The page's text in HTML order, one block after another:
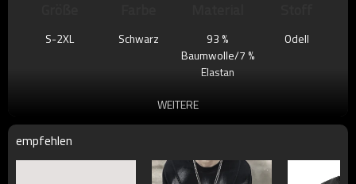
S-2XL Schwarz
93 %
Baumwolle/7 %
Elastan
Odell
WEITERE
empfehlen